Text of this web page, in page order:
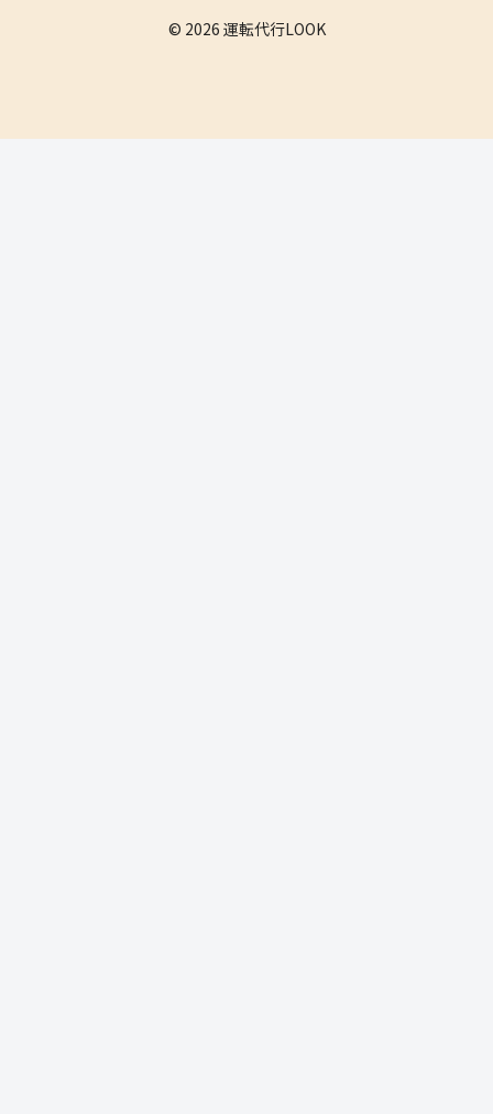
© 2026 運転代行LOOK